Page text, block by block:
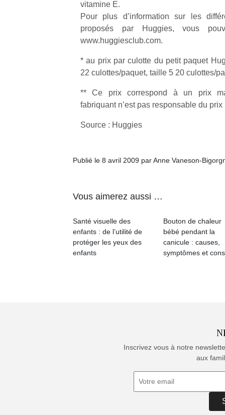
vitamine E.
Pour plus d’information sur les
proposés par Huggies, vous
www.huggiesclub.com.
* au prix par culotte du petit paquet
22 culottes/paquet, taille 5 20 culottes/
** Ce prix correspond à un prix
fabriquant n’est pas responsable du
Source : Huggies
Publié le 8 avril 2009 par Anne Vaneson-
Vous aimerez aussi …
Santé visuelle des
enfants : de l’utilité de
protéger les yeux des
enfants
Bouton de chaleur
bébé pendant la
canicule : causes,
symptômes et
Inscrivez vous à notre
aux